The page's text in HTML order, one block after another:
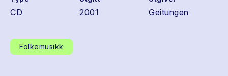
CD 2001 Geitungen
Folkemusikk